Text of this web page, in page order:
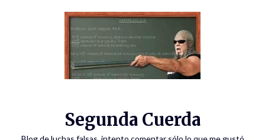
Segunda Cuerda